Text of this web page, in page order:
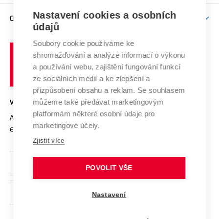
E-přihláška
Závěrečné práce
Doktorské studium
Studium bez bariér
Podpora podnikání
Mezinárodní vědecká rada
Systém zajišťování kvality výzkumu
Výzkumné infrastruktury
Transfer znalostí
Open Science
Projekty
Projekty ze strukturálních fondů
Specifický výzkum
Zahraniční spolupráce
Spolupráce se školami
Služby univerzity
Mezinárodní dohody
Univerzitní sítě
O UNIVERZITĚ
Profil univerzity
Udržitelná univerzita
Podnikavá univerzita / ContriBUTe
Bezpečná univerzita
Vyznamenání
Organizační struktura
Ochrana osobních údajů
odkaz)
učení
technické
VYSOKÉ UČENÍ TECHNICKÉ V BRNĚ
Antonínská 548/1
602 00 Brno
www.vut.cz
vut@vutbr.cz
Nastavení cookies a osobních
údajů
Soubory cookie používáme ke
shromažďování a analýze informací o výkonu
a používání webu, zajištění fungování funkcí
ze sociálních médií a ke zlepšení a
přizpůsobení obsahu a reklam. Se souhlasem
můžeme také předávat marketingovým
platformám některé osobní údaje pro
marketingové účely.
Zjistit více
POVOLIT VŠE
Nastavení